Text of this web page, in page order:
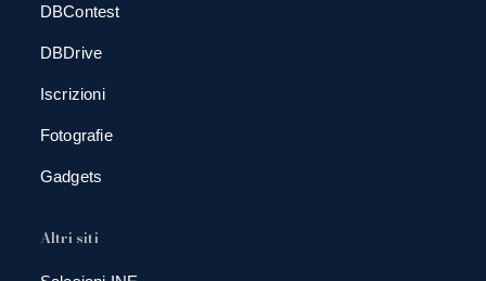
DBContest
DBDrive
Iscrizioni
Fotografie
Gadgets
Altri siti